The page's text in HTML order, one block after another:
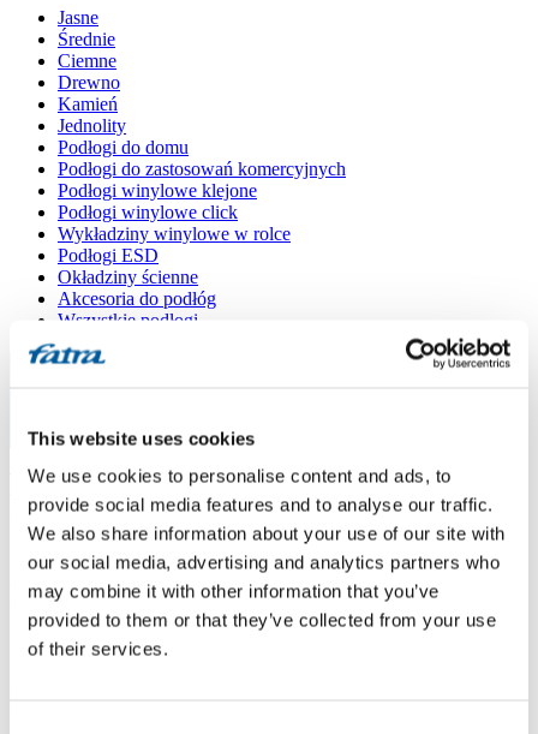
This website uses cookies
We use cookies to personalise content and ads, to
provide social media features and to analyse our traffic.
We also share information about your use of our site with
our social media, advertising and analytics partners who
may combine it with other information that you’ve
provided to them or that they’ve collected from your use
of their services.
Jasne
Średnie
Ciemne
Drewno
Kamień
Jednolity
Podłogi do domu
Podłogi do zastosowań komercyjnych
Podłogi winylowe klejone
Podłogi winylowe click
Wykładziny winylowe w rolce
Podłogi ESD
Okładziny ścienne
Akcesoria do podłóg
Wszystkie podłogi
Menu
Strona główna
Punkty sprzedaży/
Podlahářství Olexa
Podlahářství Olexa
Użyj mojej lokalizacji